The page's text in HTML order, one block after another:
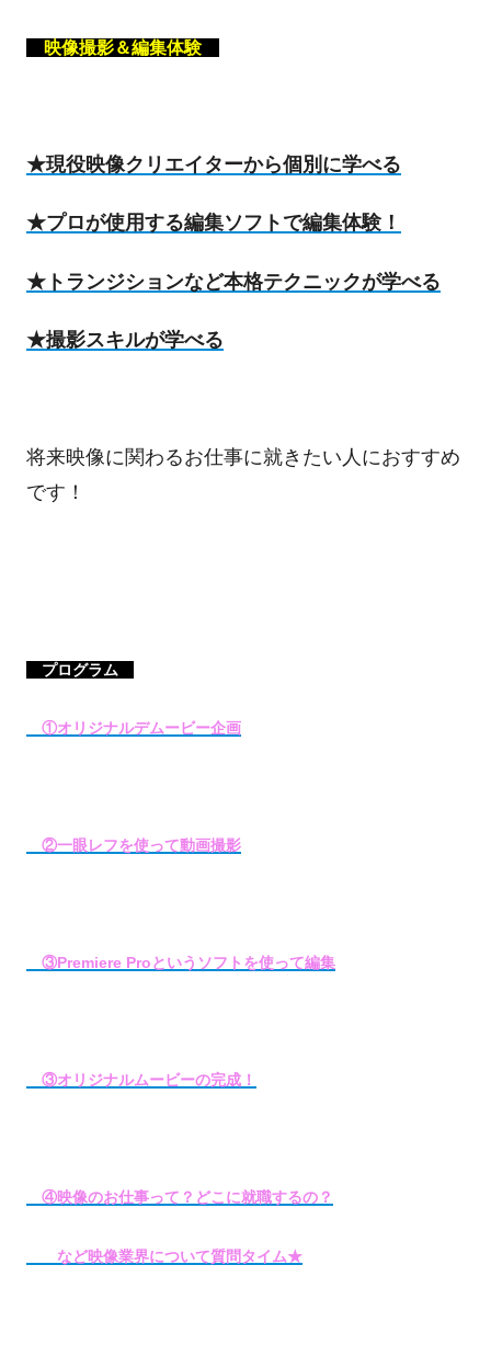
映像撮影＆編集体験
★現役映像クリエイターから個別に学べる
★プロが使用する編集ソフトで編集体験！
★トランジションなど本格テクニックが学べる
★撮影スキルが学べる
将来映像に関わるお仕事に就きたい人におすすめ
です！
プログラム
①オリジナルデムービー企画
②一眼レフを使って動画撮影
③Premiere Proというソフトを使って編集
③オリジナルムービーの完成！
④映像のお仕事って？どこに就職するの？
など映像業界について質問タイム★